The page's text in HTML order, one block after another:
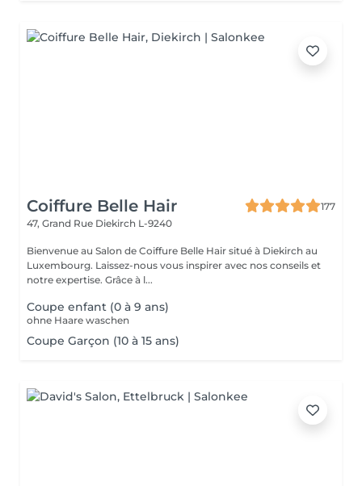
Coiffure Belle Hair
177
47, Grand Rue Diekirch L-9240
Bienvenue au Salon de Coiffure Belle Hair situé à Diekirch au
Luxembourg. Laissez-nous vous inspirer avec nos conseils et
notre expertise. Grâce à l...
Coupe enfant (0 à 9 ans)
ohne Haare waschen
Coupe Garçon (10 à 15 ans)